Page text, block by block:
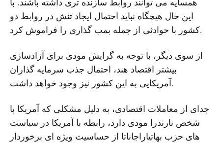
این حال هیچگاه نباید احتمال ایجاد تنش در روابط دو
کشور با حوادثی از جمله بمب گذاری را فراموش کرد.
از سوی دیگر، با توجه به گرایش مودی برای آزادسازی
بیشتر اقتصاد هند، احتمال جذب سرمایه گذاران
آمریکایی به این کشور نیز وجود خواهد داشت.
جدای از معاملات اقتصادی، به دلیل مشکلی که آمریکا با
شخص نارندرا مودی دارد، رابطه با آمریکا در سیاست
های حزب بهاتیاراجاناتا از حساسیت ویژه ای برخوردار